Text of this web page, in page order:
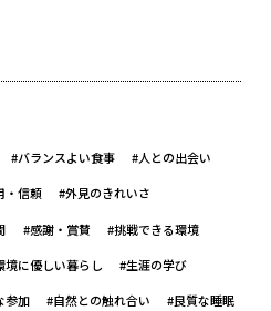
#バランスよい食事 #人との出会い
・信頼 #外見のきれいさ
#感謝・賞賛 #挑戦できる環境
境に優しい暮らし #生涯の学び
参加 #自然との触れ合い #良質な睡眠